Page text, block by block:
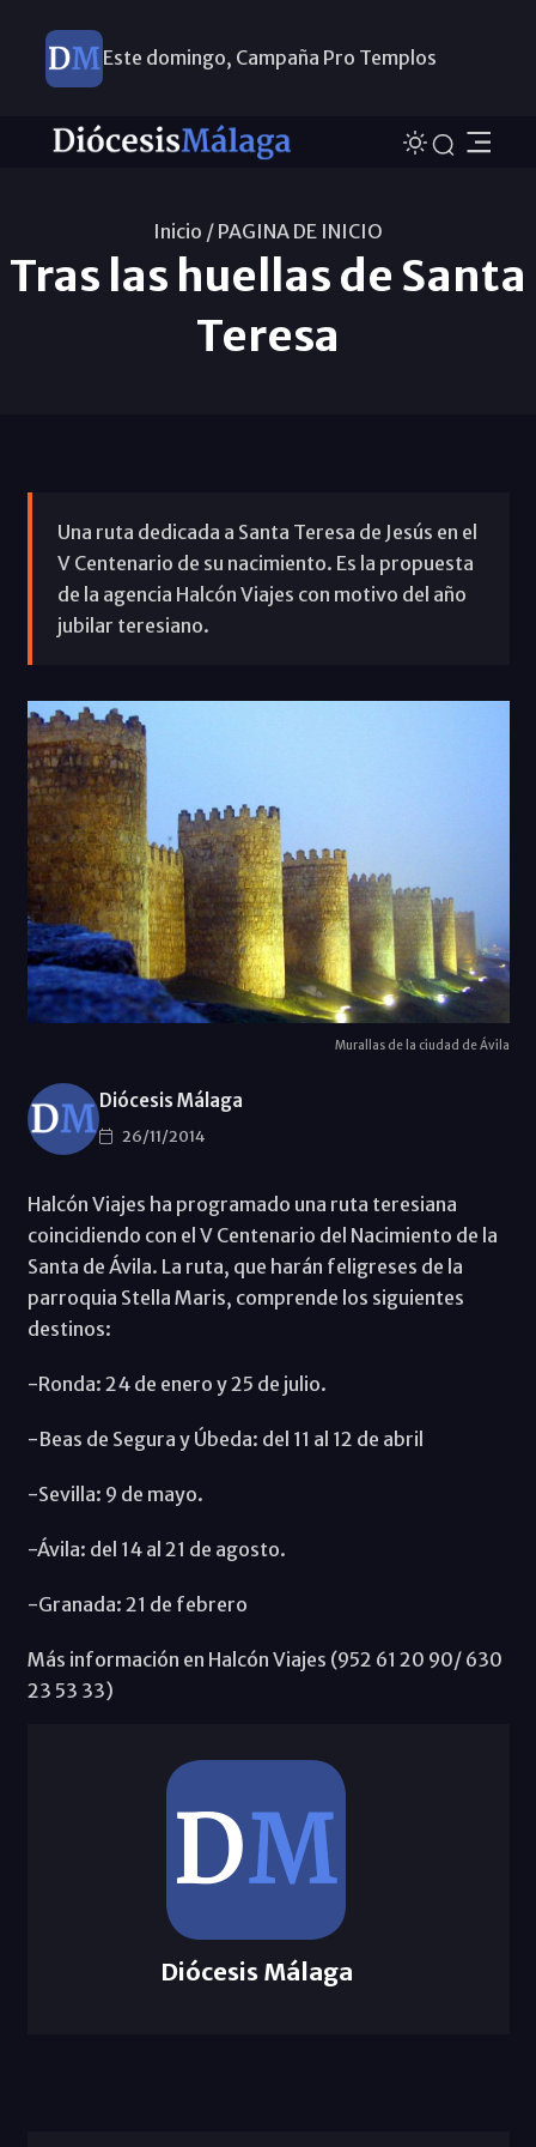
Este domingo, Campaña Pro Templos
Inicio / PAGINA DE INICIO
Tras las huellas de Santa
Teresa
Una ruta dedicada a Santa Teresa de Jesús en el
V Centenario de su nacimiento. Es la propuesta
de la agencia Halcón Viajes con motivo del año
jubilar teresiano.
Murallas de la ciudad de Ávila
Diócesis Málaga
26/11/2014
Halcón Viajes ha programado una ruta teresiana
coincidiendo con el V Centenario del Nacimiento de la
Santa de Ávila. La ruta, que harán feligreses de la
parroquia Stella Maris, comprende los siguientes
destinos:
-Ronda: 24 de enero y 25 de julio.
-Beas de Segura y Úbeda: del 11 al 12 de abril
-Sevilla: 9 de mayo.
-Ávila: del 14 al 21 de agosto.
-Granada: 21 de febrero
Más información en Halcón Viajes (952 61 20 90/ 630
23 53 33)
Diócesis Málaga